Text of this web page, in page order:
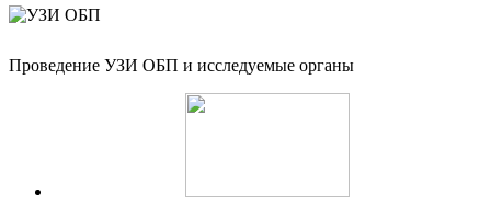
Проведение УЗИ ОБП и исследуемые органы